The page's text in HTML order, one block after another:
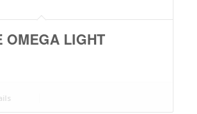
OMEGA LIGHT